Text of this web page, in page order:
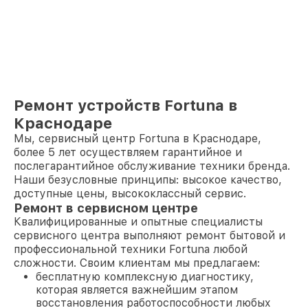
Ремонт устройств Fortuna в
Краснодаре
Мы, сервисный центр Fortuna в Краснодаре,
более 5 лет осуществляем гарантийное и
послегарантийное обслуживание техники бренда.
Наши безусловные принципы: высокое качество,
доступные цены, высококлассный сервис.
Ремонт в сервисном центре
Квалифицированные и опытные специалисты
сервисного центра выполняют ремонт бытовой и
профессиональной техники Fortuna любой
сложности. Своим клиентам мы предлагаем:
бесплатную комплексную диагностику,
которая является важнейшим этапом
восстановления работоспособности любых